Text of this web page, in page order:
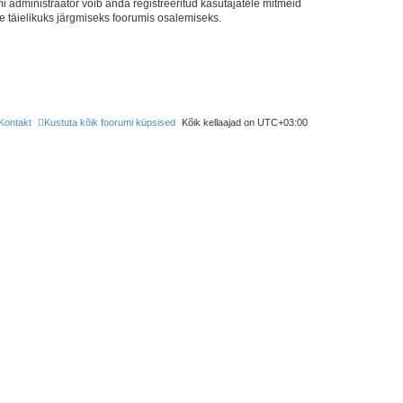
võib anda registreeritud kasutajatele mitmeid
täielikuks järgmiseks foorumis osalemiseks.
Kõik kellaajad on UTC+03:00
Kustuta kõik foorumi küpsised
Kontakt